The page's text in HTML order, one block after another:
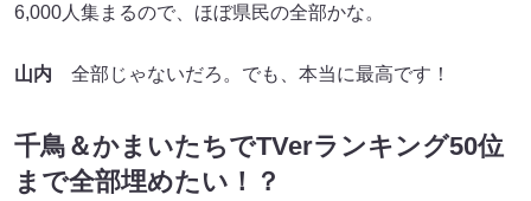
6,000人集まるので、ほぼ県民の全部かな。
山内 全部じゃないだろ。でも、本当に最高です！
千鳥＆かまいたちでTVerランキング50位
まで全部埋めたい！？